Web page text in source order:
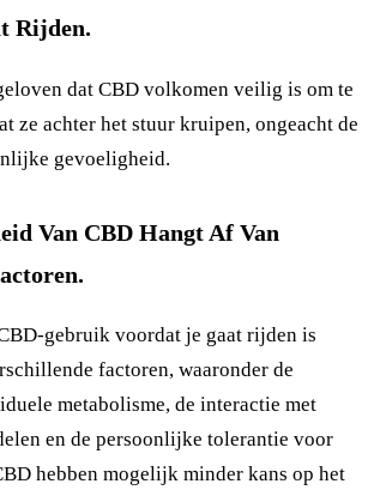
Rijden.
dat CBD volkomen veilig is om te
ze achter het stuur kruipen, ongeacht de
gevoeligheid.
Van CBD Hangt Af Van
gebruik voordat je gaat rijden is
factoren, waaronder de
metabolisme, de interactie met
en de persoonlijke tolerantie voor
hebben mogelijk minder kans op het